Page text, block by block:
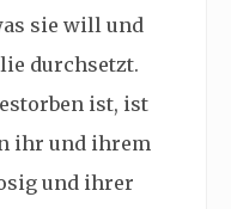
sie will und
durchsetzt.
ist, ist
ihr und ihrem
und ihrer